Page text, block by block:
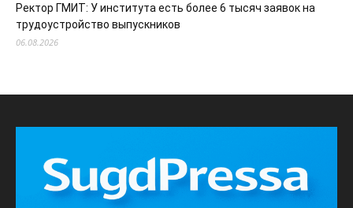
Ректор ГМИТ: У института есть более 6 тысяч заявок на
трудоустройство выпускников
06.08.2026